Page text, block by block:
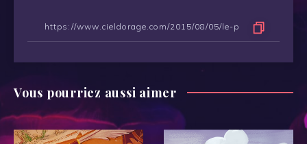
Vous pourriez aussi aimer